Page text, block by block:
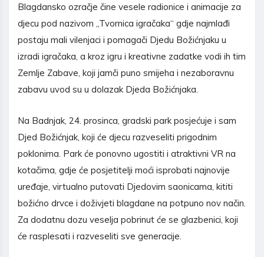
Blagdansko ozračje čine vesele radionice i animacije za
djecu pod nazivom „Tvornica igračaka“ gdje najmlađi
postaju mali vilenjaci i pomagači Djedu Božićnjaku u
izradi igračaka, a kroz igru i kreativne zadatke vodi ih tim
Zemlje Zabave, koji jamči puno smijeha i nezaboravnu
zabavu uvod su u dolazak Djeda Božićnjaka.
Na Badnjak, 24. prosinca, gradski park posjećuje i sam
Djed Božićnjak, koji će djecu razveseliti prigodnim
poklonima. Park će ponovno ugostiti i atraktivni VR na
kotačima, gdje će posjetitelji moći isprobati najnovije
uređaje, virtualno putovati Djedovim saonicama, kititi
božićno drvce i doživjeti blagdane na potpuno nov način.
Za dodatnu dozu veselja pobrinut će se glazbenici, koji
će rasplesati i razveseliti sve generacije.